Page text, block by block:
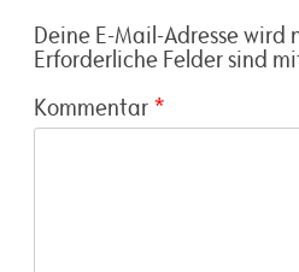
Deine E-Mail-Adresse
Erforderliche Felder sind
Kommentar *